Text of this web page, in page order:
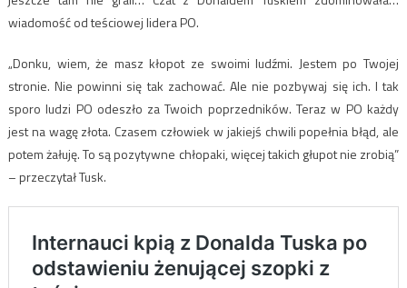
wiadomość od teściowej lidera PO.
„Donku, wiem, że masz kłopot ze swoimi ludźmi. Jestem po Twojej
stronie. Nie powinni się tak zachować. Ale nie pozbywaj się ich. I tak
sporo ludzi PO odeszło za Twoich poprzedników. Teraz w PO każdy
jest na wagę złota. Czasem człowiek w jakiejś chwili popełnia błąd, ale
potem żałuję. To są pozytywne chłopaki, więcej takich głupot nie zrobią”
– przeczytał Tusk.